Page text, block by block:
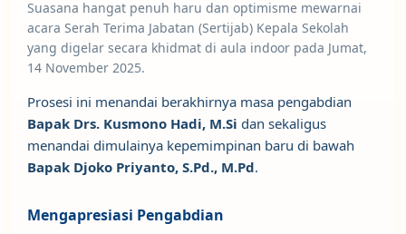
Suasana hangat penuh haru dan optimisme mewarnai
acara Serah Terima Jabatan (Sertijab) Kepala Sekolah
yang digelar secara khidmat di aula indoor pada Jumat,
14 November 2025.
Prosesi ini menandai berakhirnya masa pengabdian
Bapak Drs. Kusmono Hadi, M.Si dan sekaligus
menandai dimulainya kepemimpinan baru di bawah
Bapak Djoko Priyanto, S.Pd., M.Pd.
Mengapresiasi Pengabdian